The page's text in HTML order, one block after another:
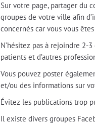
Sur votre page, partager du
groupes de votre ville afin
concernés car vous vous
N’hésitez pas à rejoindre 2-
patients et d’autres
Vous pouvez poster
et/ou des informations sur
Évitez les publications trop
Il existe divers groupes